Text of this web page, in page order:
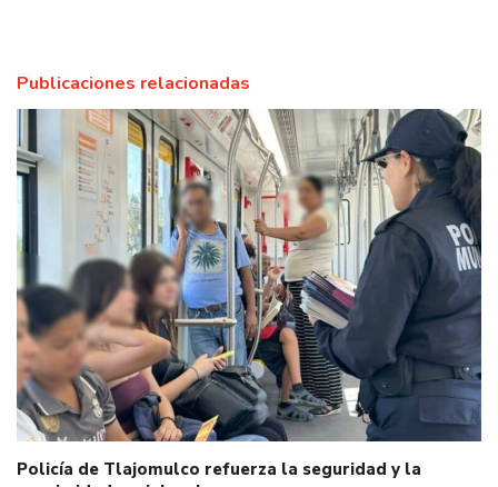
Publicaciones relacionadas
Policía de Tlajomulco refuerza la seguridad y la